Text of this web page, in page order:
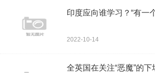
印度应向谁学习？​“有一
2022-10-14
全英国在关注“恶魔”的下